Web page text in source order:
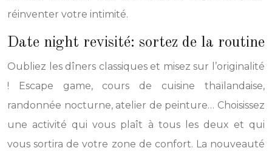
réinventer votre intimité.
Date night revisité: sortez de la routine
Oubliez les dîners classiques et misez sur l’originalité
! Escape game, cours de cuisine thaïlandaise,
randonnée nocturne, atelier de peinture… Choisissez
une activité qui vous plaît à tous les deux et qui
vous sortira de votre zone de confort. La nouveauté